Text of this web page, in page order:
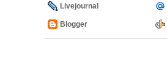
Livejournal
Blogger